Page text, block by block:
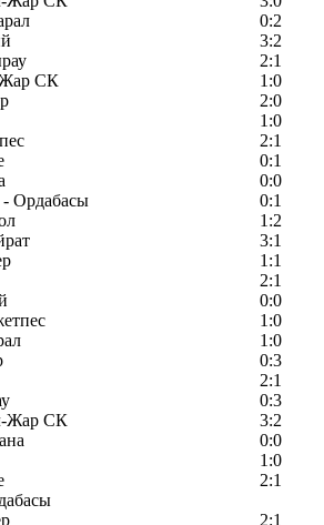
0:2
3:2
2:1
СК
1:0
2:0
1:0
2:1
0:1
0:0
Ордабасы
0:1
1:2
3:1
1:1
2:1
0:0
1:0
1:0
0:3
2:1
0:3
Жар СК
3:2
0:0
1:0
2:1
2:1